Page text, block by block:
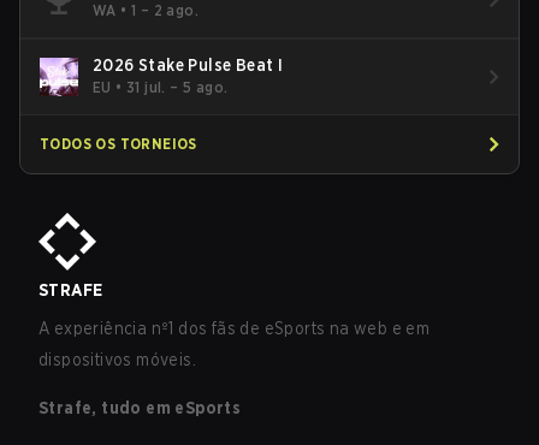
WA •1 – 2 ago.
2026 Stake Pulse Beat I
EU • 31 jul. – 5 ago.
TODOS OS TORNEIOS
STRAFE
A experiência nº1 dos fãs de eSports na web e em
dispositivos móveis.
Strafe, tudo em eSports